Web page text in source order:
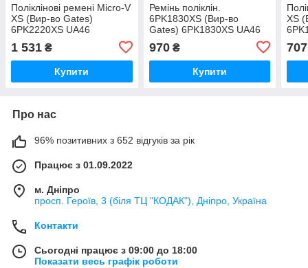
Поліклінові ремені Micro-V
XS (Вир-во Gates)
6PK2220XS UA46
1 531 ₴
Купити
Ремінь поліклін.
6PK1830XS (Вир-во
Gates) 6PK1830XS UA46
970₴
Купити
XS
707
Про нас
96% позитивних з 652 відгуків за рік
Працює з 01.09.2022
м. Дніпро
просп. Героїв, 3 (біля ТЦ "КОДАК"), Дніпро, Україна
Контакти
Сьогодні працює з 09:00 до 18:00
Показати весь графік роботи